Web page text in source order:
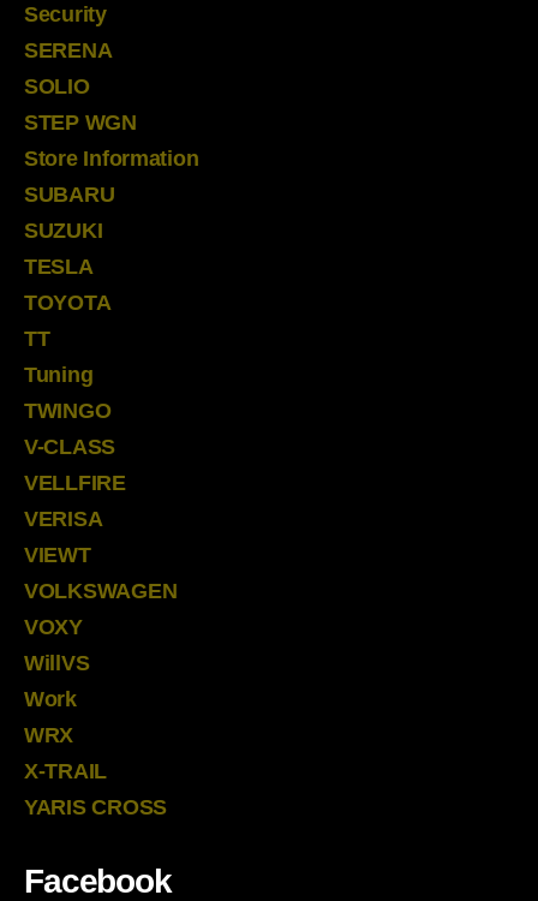
Security
SERENA
SOLIO
STEP WGN
Store Information
SUBARU
SUZUKI
TESLA
TOYOTA
TT
Tuning
TWINGO
V-CLASS
VELLFIRE
VERISA
VIEWT
VOLKSWAGEN
VOXY
WillVS
Work
WRX
X-TRAIL
YARIS CROSS
Facebook